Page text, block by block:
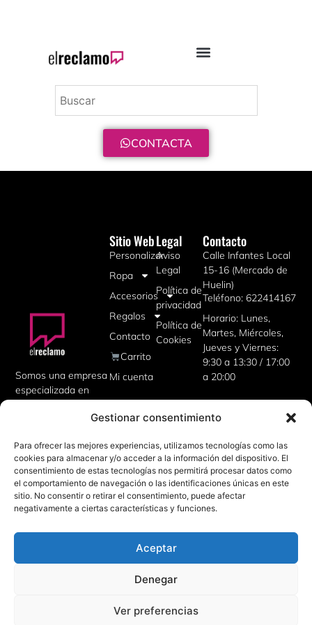
Gestionar consentimiento
Para ofrecer las mejores experiencias, utilizamos tecnologías como las
cookies para almacenar y/o acceder a la información del dispositivo. El
consentimiento de estas tecnologías nos permitirá procesar datos como
el comportamiento de navegación o las identificaciones únicas en este
sitio. No consentir o retirar el consentimiento, puede afectar
negativamente a ciertas características y funciones.
Aceptar
Denegar
Ver preferencias
CONTACTA
Somos una empresa
especializada en
trabajo, camisetas
personalizadas,
además de regalos
corporativos para tu
empresa.
Legal
Aviso
Legal
Política de
privacidad
Política de
Cookies
Sitio Web
Personalizar
Ropa
Accesorios
Regalos
Contacto
Carrito
Mi cuenta
Contacto
Calle Infantes Local
15-16 (Mercado de
Huelin)
Teléfono: 622414167
Horario: Lunes,
Martes, Miércoles,
Jueves y Viernes:
9:30 a 13:30 / 17:00
a 20:00